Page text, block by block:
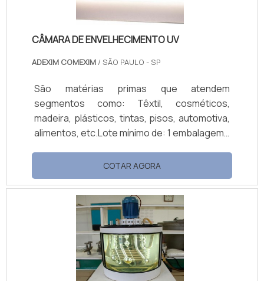
CÂMARA DE ENVELHECIMENTO UV
ADEXIM COMEXIM / SÃO PAULO - SP
São matérias primas que atendem
segmentos como: Têxtil, cosméticos,
madeira, plásticos, tintas, pisos, automotiva,
alimentos, etc.Lote mínimo de: 1 embalagem -
equipamento que realiza a simulação da
força dos raios solares, através do uso de
lâmpadas UV especiais e, com isso, alcança
o objetivo de prever a durabilidade que
certos materiais terão quando expostos às
condições de intempéries. Na câmara de
envelhecimento UV são simulados a chuva,
neblina, temper.
COTAR AGORA